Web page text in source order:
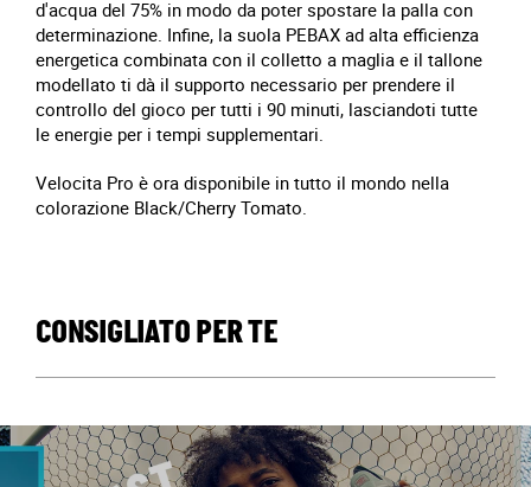
d'acqua del 75% in modo da poter spostare la palla con
determinazione. Infine, la suola PEBAX ad alta efficienza
energetica combinata con il colletto a maglia e il tallone
modellato ti dà il supporto necessario per prendere il
controllo del gioco per tutti i 90 minuti, lasciandoti tutte
le energie per i tempi supplementari.
Velocita Pro è ora disponibile in tutto il mondo nella
colorazione Black/Cherry Tomato.
CONSIGLIATO PER TE